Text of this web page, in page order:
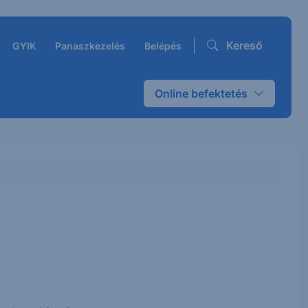
GYIK Panaszkezelés Belépés Kereső
Online befektetés